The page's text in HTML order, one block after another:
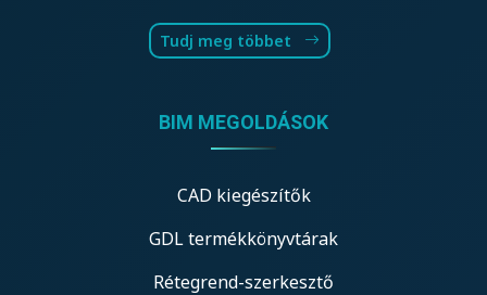
Tudj meg többet
BIM MEGOLDÁSOK
CAD kiegészítők
GDL termékkönyvtárak
Rétegrend-szerkesztő